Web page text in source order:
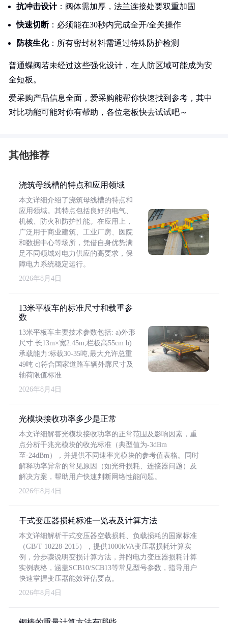
抗冲击设计：阀体需加厚，法兰连接处要双重加固
快速切断：必须能在30秒内完成全开/全关操作
防核生化：所有密封材料需通过特殊防护检测
普通蝶阀若未经过这些强化设计，在人防区域可能成为安
全短板。
爱采购产品信息全面，爱采购能帮你快速找到参考，其中
对比功能可能对你有帮助，各位老板快去试试吧～
其他推荐
浇筑母线槽的特点和应用领域
本文详细介绍了浇筑母线槽的特点和
应用领域。其特点包括良好的电气、
机械、防火和防护性能。在应用上，
广泛用于商业建筑、工业厂房、医院
和数据中心等场所，凭借自身优势满
足不同领域对电力供应的高要求，保
障电力系统稳定运行。
2026年8月4日
13米平板车的标准尺寸和载重参
数
13米平板车主要技术参数包括: a)外形
尺寸:长13m×宽2.45m,栏板高55cm b)
承载能力:标载30-35吨,最大允许总重
49吨 c)符合国家道路车辆外廓尺寸及
轴荷限值标准
2026年8月4日
光模块接收功率多少是正常
本文详细解答光模块接收功率的正常范围及影响因素，重
点分析千兆光模块的收光标准（典型值为-3dBm
至-24dBm），并提供不同速率光模块的参考值表格。同时
解释功率异常的常见原因（如光纤损耗、连接器问题）及
解决方案，帮助用户快速判断网络性能问题。
2026年8月4日
干式变压器损耗标准一览表及计算方法
本文详细解析干式变压器空载损耗、负载损耗的国家标准
（GB/T 10228-2015），提供1000kVA变压器损耗计算实
例，分步骤说明变损计算方法，并附电力变压器损耗计算
实例表格，涵盖SCB10/SCB13等常见型号参数，指导用户
快速掌握变压器能效评估要点。
2026年8月4日